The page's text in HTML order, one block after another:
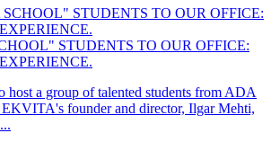
STUDENTS TO OUR OFFICE:
host a group of talented students from ADA
founder and director, Ilgar Mehti,